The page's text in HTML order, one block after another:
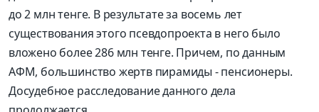
до 2 млн тенге. В результате за восемь лет
существования этого псевдопроекта в него было
вложено более 286 млн тенге. Причем, по данным
АФМ, большинство жертв пирамиды - пенсионеры.
Досудебное расследование данного дела